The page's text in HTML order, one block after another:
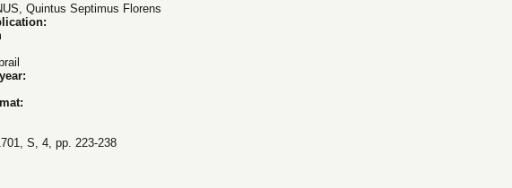
Quintus Septimus Florens
S, 4, pp. 223-238